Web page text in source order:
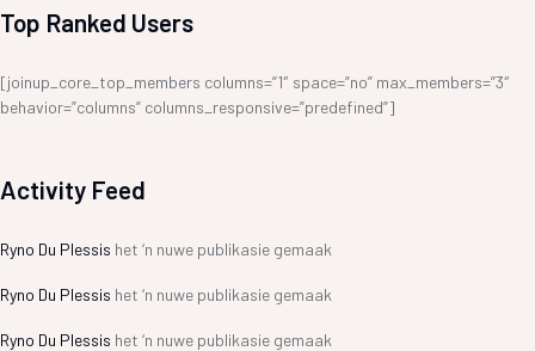
Top Ranked Users
[joinup_core_top_members columns=”1″ space=”no” max_members=”3″
behavior=”columns” columns_responsive=”predefined”]
Activity Feed
Ryno Du Plessis het ‘n nuwe publikasie gemaak
Ryno Du Plessis het ‘n nuwe publikasie gemaak
Ryno Du Plessis het ‘n nuwe publikasie gemaak